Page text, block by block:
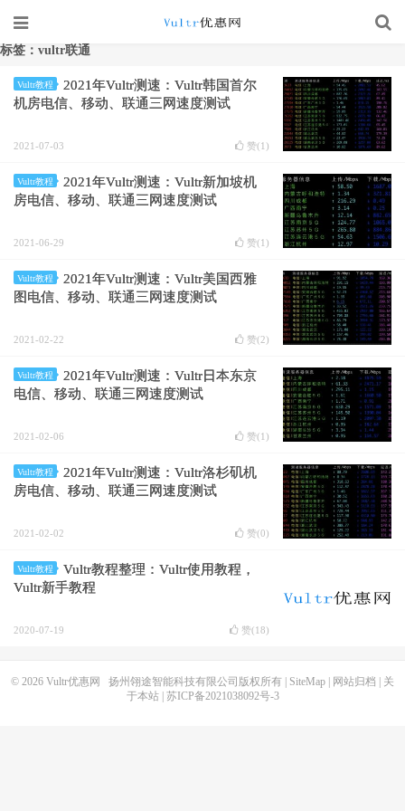
标签：vultr联通
Vultr教程
2021年Vultr测速：Vultr韩国首尔
机房电信、移动、联通三网速度测试
2021-07-03 赞(1 )
Vultr教程
2021年Vultr测速：Vultr新加坡机
房电信、移动、联通三网速度测试
2021-06-29 赞(1 )
Vultr教程
2021年Vultr测速：Vultr美国西雅
图电信、移动、联通三网速度测试
2021-02-22 赞(2)
Vultr教程
2021年Vultr测速：Vultr日本东京
电信、移动、联通三网速度测试
2021-02-06 赞(1 )
Vultr教程
2021年Vultr测速：Vultr洛杉矶机
房电信、移动、联通三网速度测试
2021-02-02 赞(0)
Vultr教程
Vultr教程整理：Vultr使用教程，
Vultr新手教程
2020-07-19 赞(18)
© 2026 Vultr优惠网 扬州翎途智能科技有限公司版权所有 | SiteMap 网站归档
关
于本站| 苏ICP备2021038092号-3